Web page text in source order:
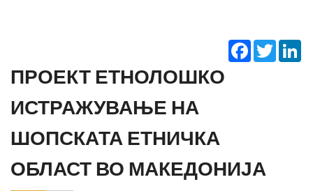
Facebook
Twitter
ПРОЕКТ ЕТНОЛОШКО
ИСТРАЖУВАЊЕ НА
ШОПСКАТА ЕТНИЧКА
ОБЛАСТ ВО МАКЕДОНИЈА